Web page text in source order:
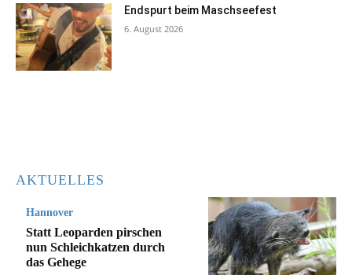
Endspurt beim Maschseefest
6. August 2026
AKTUELLES
Hannover
Statt Leoparden pirschen
nun Schleichkatzen durch
das Gehege